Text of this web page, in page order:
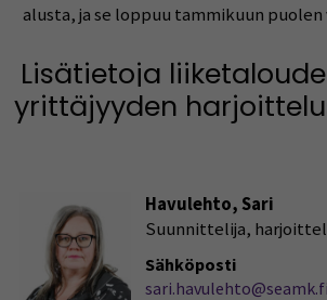
alusta, ja se loppuu tammikuun puolen
Lisätietoja
yrittäjyyden
Havulehto, Sari
Suunnittelija,
Sähköposti
sari.havulehto@seamk.fi